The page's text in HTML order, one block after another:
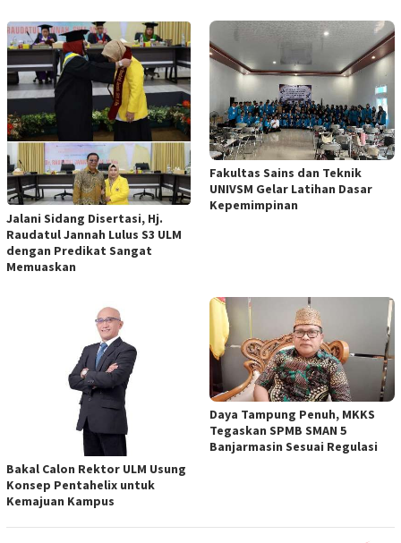
Jalani Sidang Disertasi, Hj.
Raudatul Jannah Lulus S3 ULM
dengan Predikat Sangat
Memuaskan
Fakultas Sains dan Teknik
UNIVSM Gelar Latihan Dasar
Kepemimpinan
Bakal Calon Rektor ULM Usung
Konsep Pentahelix untuk
Kemajuan Kampus
Daya Tampung Penuh, MKKS
Tegaskan SPMB SMAN 5
Banjarmasin Sesuai Regulasi